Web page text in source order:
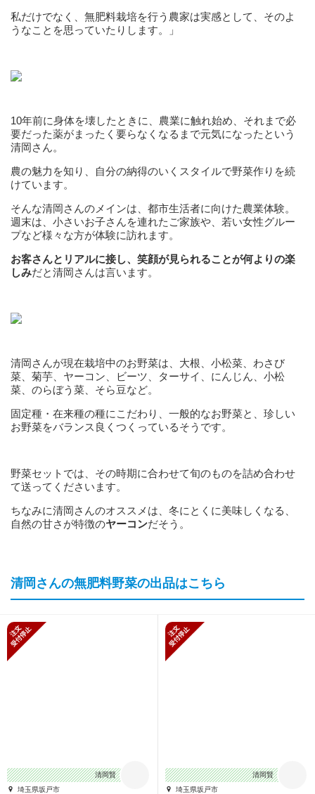
私だけでなく、無肥料栽培を行う農家は実感として、そのよ
うなことを思っていたりします。」
10年前に身体を壊したときに、農業に触れ始め、それまで必
要だった薬がまったく要らなくなるまで元気になったという
清岡さん。
農の魅力を知り、自分の納得のいくスタイルで野菜作りを続
けています。
そんな清岡さんのメインは、都市生活者に向けた農業体験。
週末は、小さいお子さんを連れたご家族や、若い女性グルー
プなど様々な方が体験に訪れます。
お客さんとリアルに接し、笑顔が見られることが何よりの楽
しみだと清岡さんは言います。
清岡さんが現在栽培中のお野菜は、大根、小松菜、わさび
菜、菊芋、ヤーコン、ビーツ、ターサイ、にんじん、小松
菜、のらぼう菜、そら豆など。
固定種・在来種の種にこだわり、一般的なお野菜と、珍しい
お野菜をバランス良くつくっているそうです。
野菜セットでは、その時期に合わせて旬のものを詰め合わせ
て送ってくださいます。
ちなみに清岡さんのオススメは、冬にとくに美味しくなる、
自然の甘さが特徴のヤーコンだそう。
清岡さんの無肥料野菜の出品はこちら
清岡賢
埼玉県坂戸市
清岡賢
埼玉県坂戸市